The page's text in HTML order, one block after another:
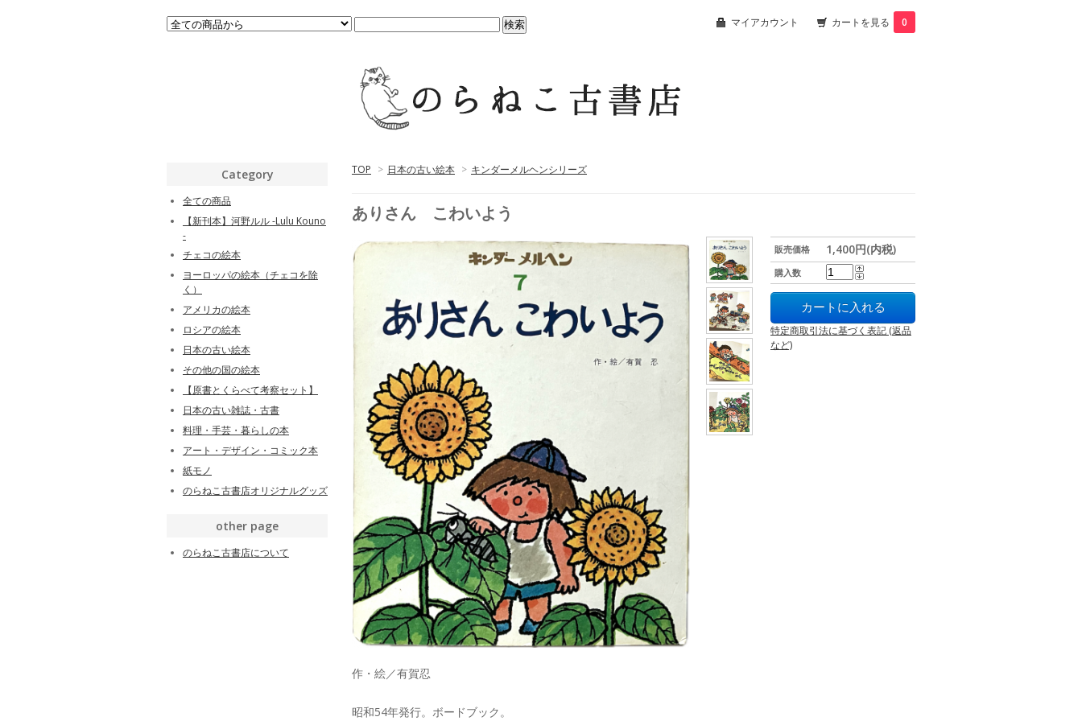
マイアカウント カートを見る 0
TOP > 日本の古い絵本 > キンダーメルヘンシリーズ
ありさん こわいよう
販売価格 1,400円(内税)
購入数
特定商取引法に基づく表記 (返品
など)
作・絵／有賀忍
昭和54年発行。ボードブック。
Category
全ての商品
【新刊本】河野ルル -Lulu Kouno
-
チェコの絵本
ヨーロッパの絵本（チェコを除
く）
アメリカの絵本
ロシアの絵本
日本の古い絵本
その他の国の絵本
【原書とくらべて考察セット】
日本の古い雑誌・古書
料理・手芸・暮らしの本
アート・デザイン・コミック本
紙モノ
のらねこ古書店オリジナルグッズ
other page
のらねこ古書店について